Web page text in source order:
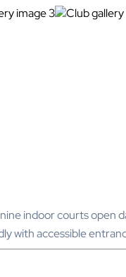
indoor courts
with accessible